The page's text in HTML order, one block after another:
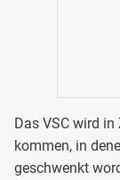
Das VSC wird
kommen, in
geschwenkt